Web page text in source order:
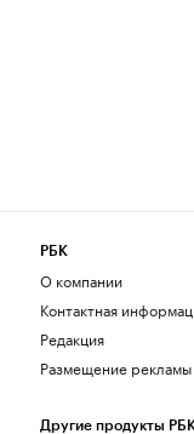
РБК
О компании
Контактная
Редакция
Размещение рекламы
Другие продукты